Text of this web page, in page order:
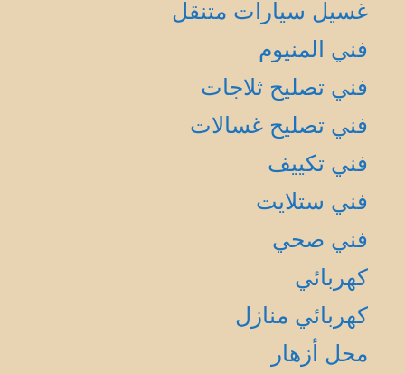
غسيل سيارات متنقل
فني المنيوم
فني تصليح ثلاجات
فني تصليح غسالات
فني تكييف
فني ستلايت
فني صحي
كهربائي
كهربائي منازل
محل أزهار